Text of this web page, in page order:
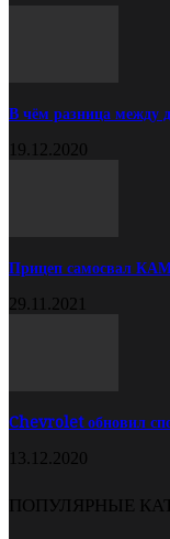
В чём разница между
19.12.2020
Прицеп самосвал
29.11.2021
Chevrolet обновил
13.12.2020
ПОПУЛЯРНЫЕ